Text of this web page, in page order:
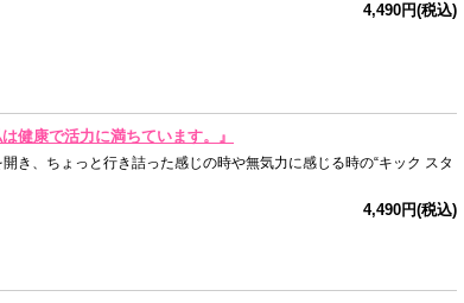
4,490円(税込)
健康で活力に満ちています。』
き、ちょっと行き詰った感じの時や無気力に感じる時の“キック スタ
4,490円(税込)